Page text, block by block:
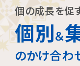
個の成長を促
個別＆
のかけ合わ
す。また、これま
た癇癪が減った
るようになった
プログラムを聞